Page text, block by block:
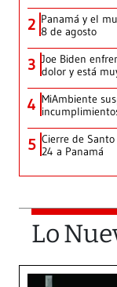
2 Panamá y el
8 de agosto
3 Joe Biden
dolor y está
4 MiAmbiente
5 Cierre de
24 a Panamá
Lo